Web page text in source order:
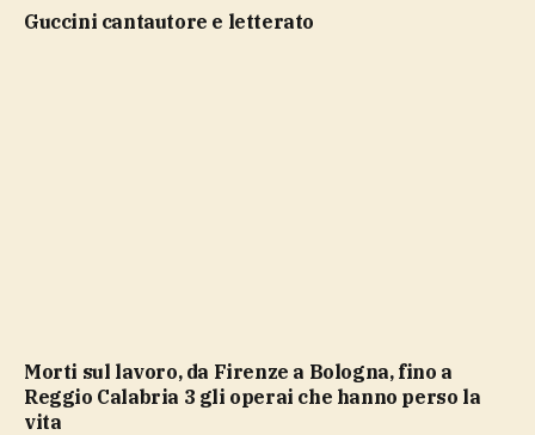
Guccini cantautore e letterato
Morti sul lavoro, da Firenze a Bologna, fino a
Reggio Calabria 3 gli operai che hanno perso la
vita